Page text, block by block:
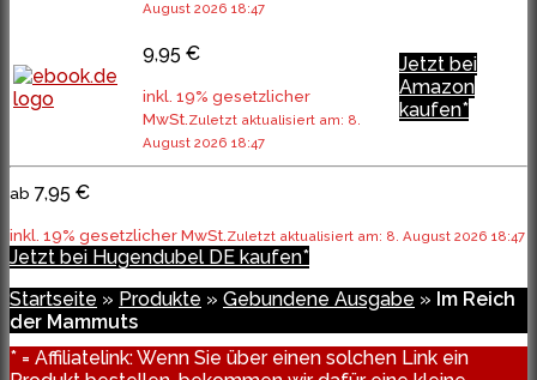
August 2026 18:47
9,95 €
inkl. 19% gesetzlicher
MwSt.Zuletzt aktualisiert am: 8.
August 2026 18:47
Jetzt bei
Amazon
kaufen*
ab 7,95 €
inkl. 19% gesetzlicher MwSt.Zuletzt aktualisiert am: 8. August 2026 18:47
Jetzt bei Hugendubel DE kaufen*
Startseite » Produkte » Gebundene Ausgabe » Im Reich
der Mammuts
* = Affiliatelink: Wenn Sie über einen solchen Link ein